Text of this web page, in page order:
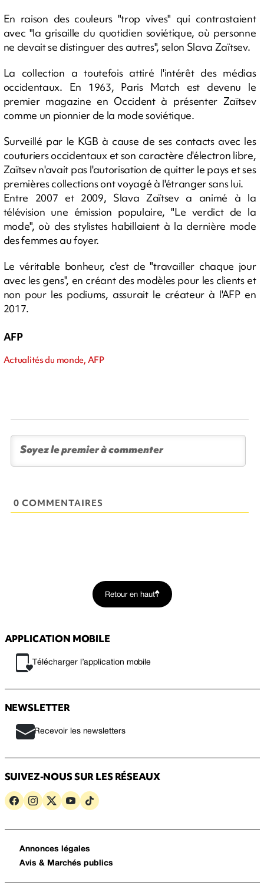
En raison des couleurs "trop vives" qui contrastaient
avec "la grisaille du quotidien soviétique, où personne
ne devait se distinguer des autres", selon Slava Zaïtsev.
La collection a toutefois attiré l'intérêt des médias
occidentaux. En 1963, Paris Match est devenu le
premier magazine en Occident à présenter Zaïtsev
comme un pionnier de la mode soviétique.
Surveillé par le KGB à cause de ses contacts avec les
couturiers occidentaux et son caractère d'électron libre,
Zaïtsev n'avait pas l'autorisation de quitter le pays et ses
premières collections ont voyagé à l'étranger sans lui.
Entre 2007 et 2009, Slava Zaïtsev a animé à la
télévision une émission populaire, "Le verdict de la
mode", où des stylistes habillaient à la dernière mode
des femmes au foyer.
Le véritable bonheur, c'est de "travailler chaque jour
avec les gens", en créant des modèles pour les clients et
non pour les podiums, assurait le créateur à l'AFP en
2017.
AFP
Actualités du monde, AFP
0 COMMENTAIRES
Retour en haut
APPLICATION MOBILE
Télécharger l’application mobile
NEWSLETTER
Recevoir les newsletters
SUIVEZ-NOUS SUR LES RÉSEAUX
Annonces légales
Avis & Marchés publics